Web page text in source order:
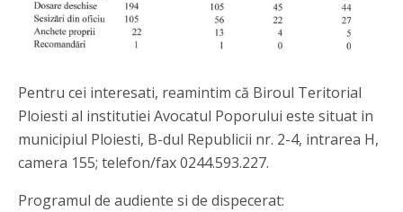
Pentru cei interesati, reamintim că Biroul Teritorial
Ploiesti al institutiei Avocatul Poporului este situat in
municipiul Ploiesti, B-dul Republicii nr. 2-4, intrarea H,
camera 155; telefon/fax 0244.593.227.
Programul de audiente si de dispecerat: